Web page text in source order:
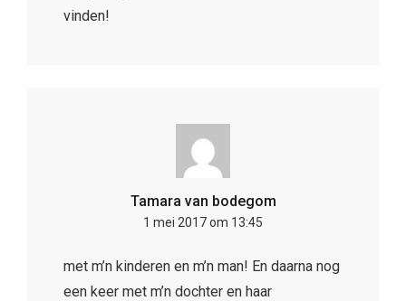
vinden!
Tamara van bodegom
1 mei 2017 om 13:45
met m’n kinderen en m’n man! En daarna nog
een keer met m’n dochter en haar